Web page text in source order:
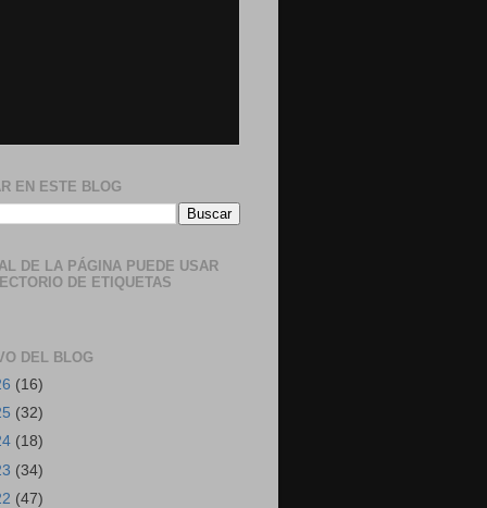
EN ESTE BLOG
DE LA PÁGINA PUEDE USAR
DE ETIQUETAS
DEL BLOG
(16)
(32)
(18)
(34)
(47)